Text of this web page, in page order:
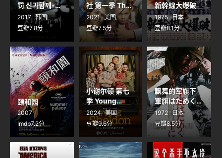
罚 신과함께-죄
와 벌
2017 韩国
豆瓣7.8分
社 第一季 The
Mysterious
Benedict
Society
Season 1
2021 美国
豆瓣7.5分
新幹線大爆破
1975 日本
豆瓣8.1分
颐和园
2007
Imdb7.2分
小谢尔顿 第七
季 Young
Sheldon
Season 7
2024 美国
豆瓣9.6分
飘舞的军旗下
軍旗はためく下
に
1972 日本
豆瓣8.5分